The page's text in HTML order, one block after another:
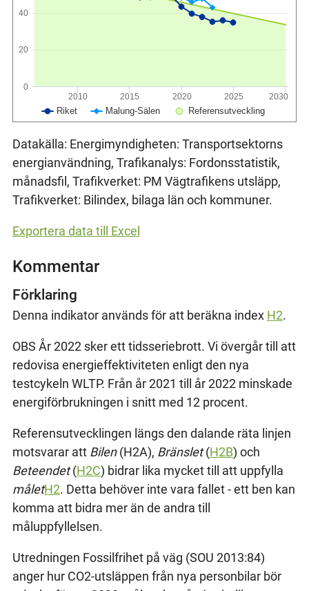
Riket Malung-Sälen Referensutveckling
2010 2015 2020 2025 2030
0
20
40
Datakälla: Energimyndigheten: Transportsektorns
energianvändning, Trafikanalys: Fordonsstatistik,
månadsfil, Trafikverket: PM Vägtrafikens utsläpp,
Trafikverket: Bilindex, bilaga län och kommuner.
Exportera data till Excel
Kommentar
Förklaring
Denna indikator används för att beräkna index H2.
OBS År 2022 sker ett tidsseriebrott. Vi övergår till att
redovisa energieffektiviteten enligt den nya
testcykeln WLTP. Från år 2021 till år 2022 minskade
energiförbrukningen i snitt med 12 procent.
Referensutvecklingen längs den dalande räta linjen
motsvarar att Bilen(H2A), Bränslet(H2B) och
Beteendet(H2C) bidrar lika mycket till att uppfylla
måletH2. Detta behöver inte vara fallet - ett ben kan
komma att bidra mer än de andra till
måluppfyllelsen.
Utredningen Fossilfrihet på väg (SOU 2013:84)
anger hur CO2-utsläppen från nya personbilar bör